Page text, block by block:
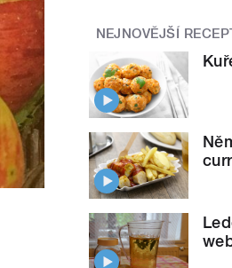
NEJNOVĚJŠÍ